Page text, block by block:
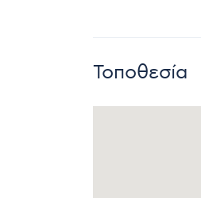
Τοποθεσία